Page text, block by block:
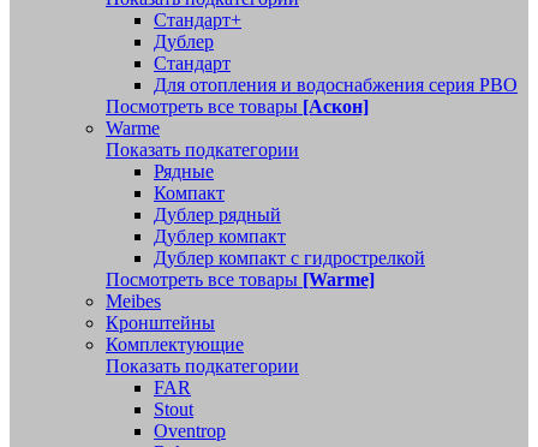
Стандарт+
Дублер
Стандарт
Для отопления и водоснабжения серия РВО
Посмотреть все товары [Аскон]
Warme
Показать подкатегории
Рядные
Компакт
Дублер рядный
Дублер компакт
Дублер компакт с гидрострелкой
Посмотреть все товары [Warme]
Meibes
Кронштейны
Комплектующие
Показать подкатегории
FAR
Stout
Oventrop